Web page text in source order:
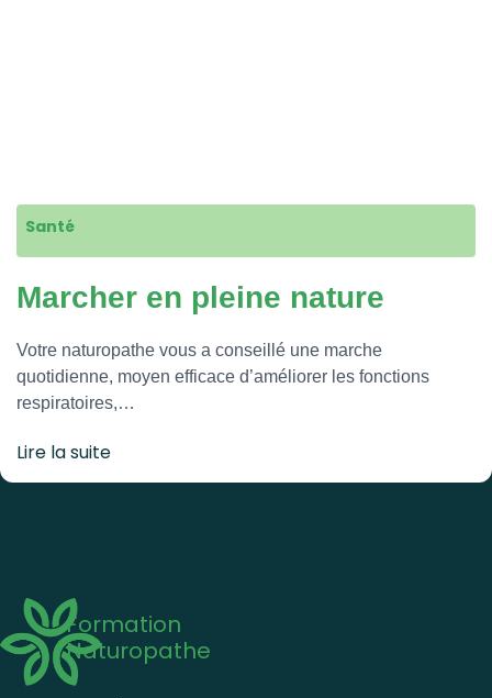
Santé
Marcher en pleine nature
Votre naturopathe vous a conseillé une marche
quotidienne, moyen efficace d’améliorer les fonctions
respiratoires,…
Lire la suite
Formation
Naturopathe